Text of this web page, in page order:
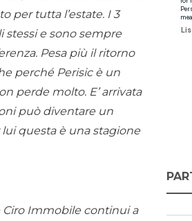
per tutta l’estate. I 3
stessi e sono sempre
Pesa più il ritorno
perché Perisic è un
perde molto. E’ arrivata
può diventare un
questa è una stagione
Ciro Immobile continui a